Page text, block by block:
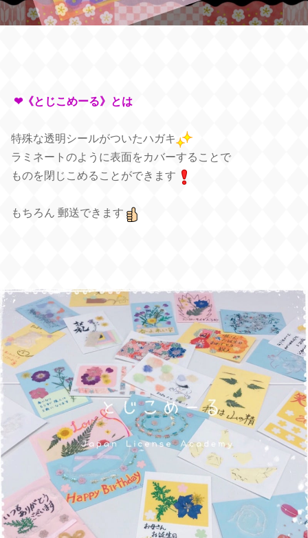
❤︎《とじこめーる》とは
特殊な透明シールがついたハガキ
ラミネートのように表面をカバーすることで
ものを閉じこめることができます
もちろん 郵送できます